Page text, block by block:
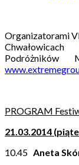
Organizatorami
Chwałowicach
Podróżników
PROGRAM
21.03.2014
10.45 Aneta